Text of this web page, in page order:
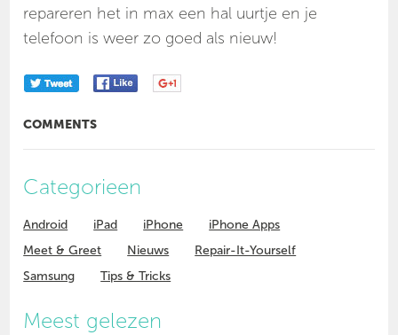
repareren het in max een hal uurtje en je
telefoon is weer zo goed als nieuw!
COMMENTS
Categorieen
Android iPad iPhone
iPhone Apps
Meet & Greet
Nieuws
Repair-It-Yourself
Samsung
Tips & Tricks
Meest gelezen